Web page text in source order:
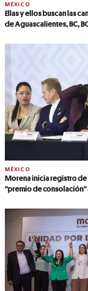
MÉXICO
Ellas y ellos buscan las
de Aguascalientes, BC,
MÉXICO
Morena inicia registro
"premio de consolación"